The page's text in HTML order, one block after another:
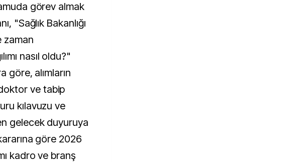
görev almak
"Sağlık Bakanlığı
zaman
nasıl oldu?"
göre, alımların
ve tabip
kılavuzu ve
gelecek duyuruya
göre 2026
kadro ve branş